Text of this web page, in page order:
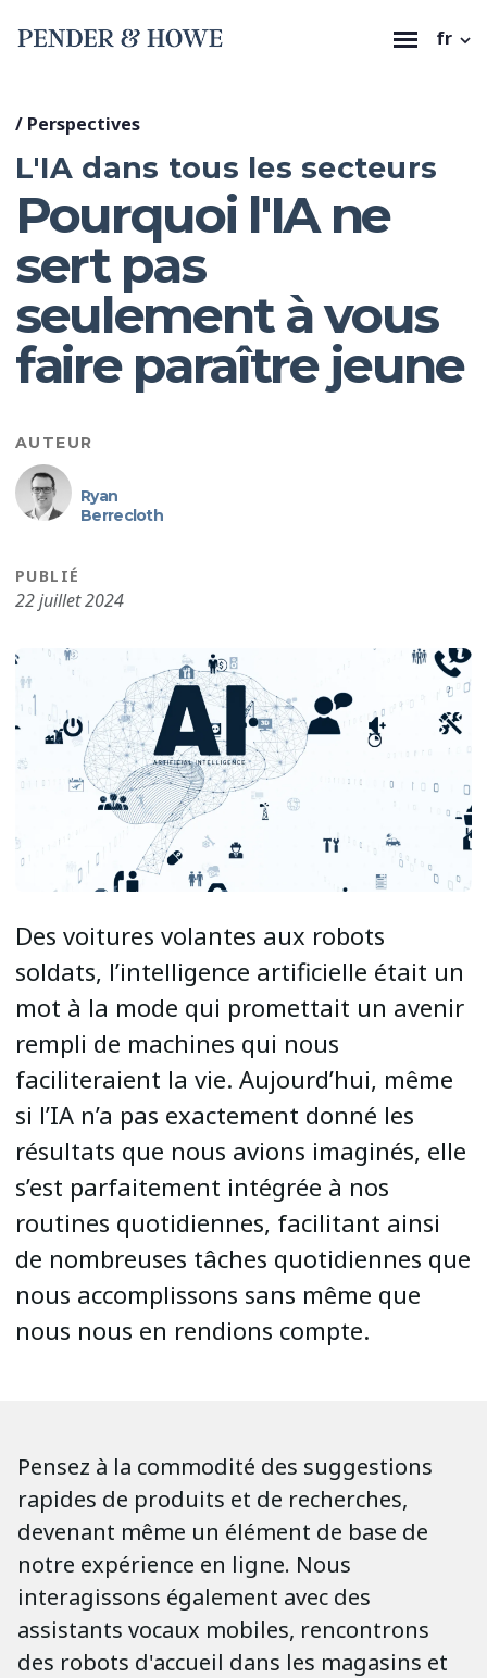
fr
/ Perspectives
L'IA dans tous les secteurs
Pourquoi l'IA ne
sert pas
seulement à vous
faire paraître jeune
AUTEUR
Ryan
Berrecloth
PUBLIÉ
22 juillet 2024
Des voitures volantes aux robots
soldats, l’intelligence artificielle était un
mot à la mode qui promettait un avenir
rempli de machines qui nous
faciliteraient la vie. Aujourd’hui, même
si l’IA n’a pas exactement donné les
résultats que nous avions imaginés, elle
s’est parfaitement intégrée à nos
routines quotidiennes, facilitant ainsi
de nombreuses tâches quotidiennes que
nous accomplissons sans même que
nous nous en rendions compte.
Pensez à la commodité des suggestions
rapides de produits et de recherches,
devenant même un élément de base de
notre expérience en ligne. Nous
interagissons également avec des
assistants vocaux mobiles, rencontrons
des robots d'accueil dans les magasins et